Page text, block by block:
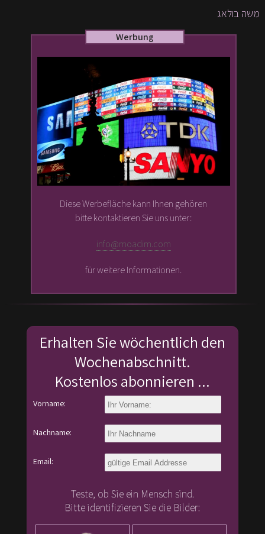
משה בולאג
Werbung
Diese Werbefläche kann Ihnen gehören
bitte kontaktieren Sie uns unter:
info@moadim.com
für weitere Informationen.
Erhalten Sie wöchentlich den
Wochenabschnitt.
Kostenlos abonnieren ...
Vorname:
Nachname:
Email:
Teste, ob Sie ein Mensch sind.
Bitte identifizieren Sie die Bilder: